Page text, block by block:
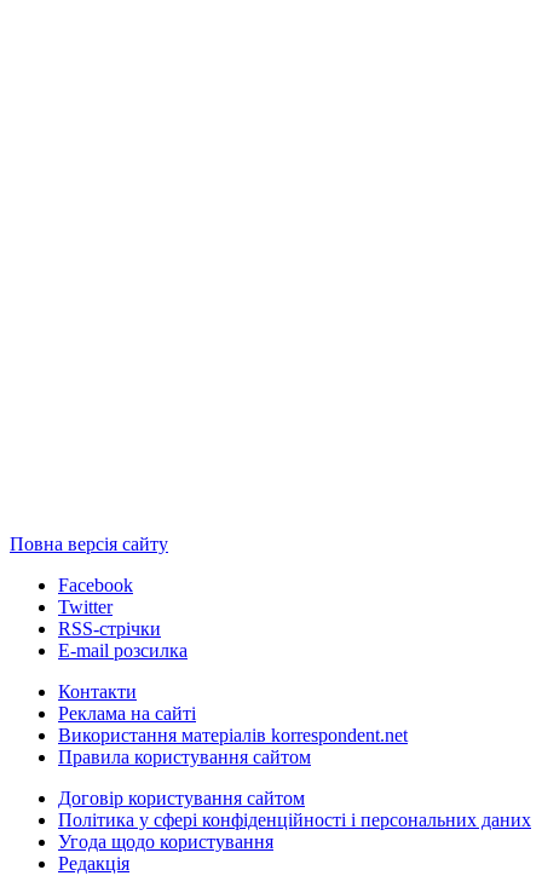
Повна версія сайту
Facebook
Twitter
RSS-стрічки
E-mail розсилка
Контакти
Реклама на сайті
Використання матеріалів korrespondent.net
Правила користування сайтом
Договір користування сайтом
Політика у сфері конфіденційності і персональних даних
Угода щодо користування
Редакція